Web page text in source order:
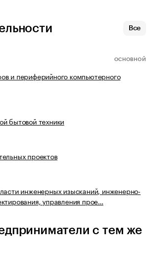
Все
ОСНОВНОЙ
и периферийного компьютерного
бытовой техники
проектов
инженерных изысканий, инженерно-
управления прое…
с тем же